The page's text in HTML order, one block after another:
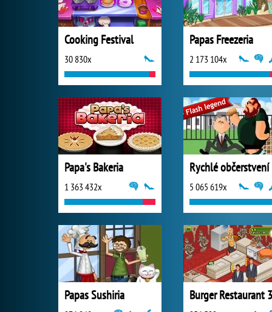
Cooking Festival
30 830x
Papas Freezeria
2 173 104x
Papa's Bakeria
1 363 432x
Rychlé občerstvení
5 065 619x
Papas Sushiria Burger Restaurant 3